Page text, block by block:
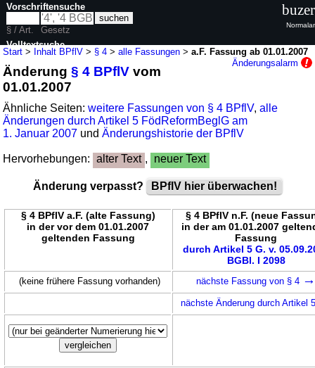
Start > Inhalt BPflV > § 4 >alle Fassungen >a.F. Fassung ab 01.01.2007
Änderungsalarm
Änderung§ 4 BPflV vom
01.01.2007
Ähnliche Seiten:weitere Fassungen von § 4 BPflV,alle
Änderungen durch Artikel 5 FödReformBeglG am
1. Januar 2007 undÄnderungshistorie der BPflV
Hervorhebungen: alter Text , neuer Text
Änderung verpasst? BPflV hier überwachen!
§ 4 BPflV a.F. (alte Fassung)
in der vor dem 01.01.2007
geltenden Fassung
§ 4 BPflV n.F. (neue
in der am 01.01.2007
Fassung
durch Artikel 5 G. v.
BGBl. I 2098
(keine frühere Fassung vorhanden) nächste Fassung von § 4
nächste Änderung durch Artikel
Vorschriftensuche
§ / Art.
Gesetz
Volltextsuche
nur in BPflV